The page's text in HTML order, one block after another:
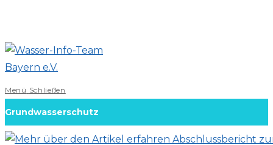
springen
Menü Schließen
Grundwasserschutz